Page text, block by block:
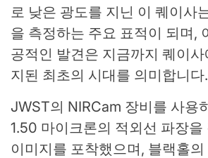
로 낮은 광도를 지닌 이 퀘이사
을 측정하는 주요 표적이 되며,
공적인 발견은 지금까지 퀘이
지된 최초의 시대를 의미합니다.
JWST의 NIRCam 장비를 사용
1.50 마이크론의 적외선 파장을
이미지를 포착했으며, 블랙홀